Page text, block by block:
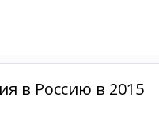
в Россию в 2015